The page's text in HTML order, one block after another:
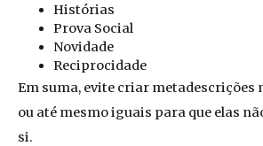
Histórias
Prova Social
Novidade
Reciprocidade
Em suma, evite criar metadescrições
ou até mesmo iguais para que elas
si.